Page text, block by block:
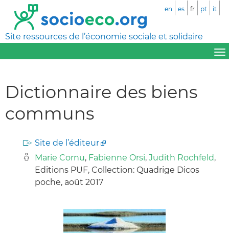
Site ressources de l’économie sociale et solidaire
en es fr pt it
Dictionnaire des biens
communs
Site de l’éditeur
Marie Cornu, Fabienne Orsi, Judith Rochfeld,
Editions PUF, Collection: Quadrige Dicos
poche, août 2017